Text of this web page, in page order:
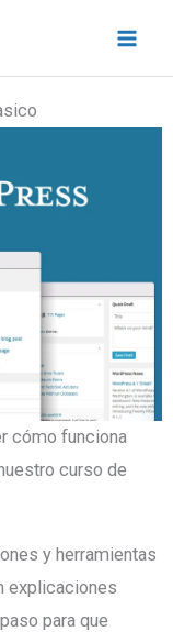
cómo funciona
curso de
y herramientas
explicaciones
para que